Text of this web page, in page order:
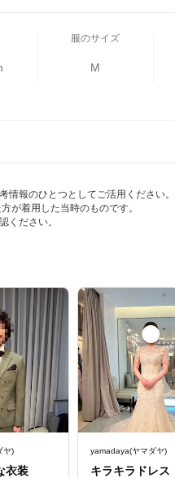
服のサイズ
M
報のひとつとしてご活用ください。
が着用した当時のものです。
ください。
ヤ)
衣装
yamadaya(ヤマダヤ)
キラキラドレス